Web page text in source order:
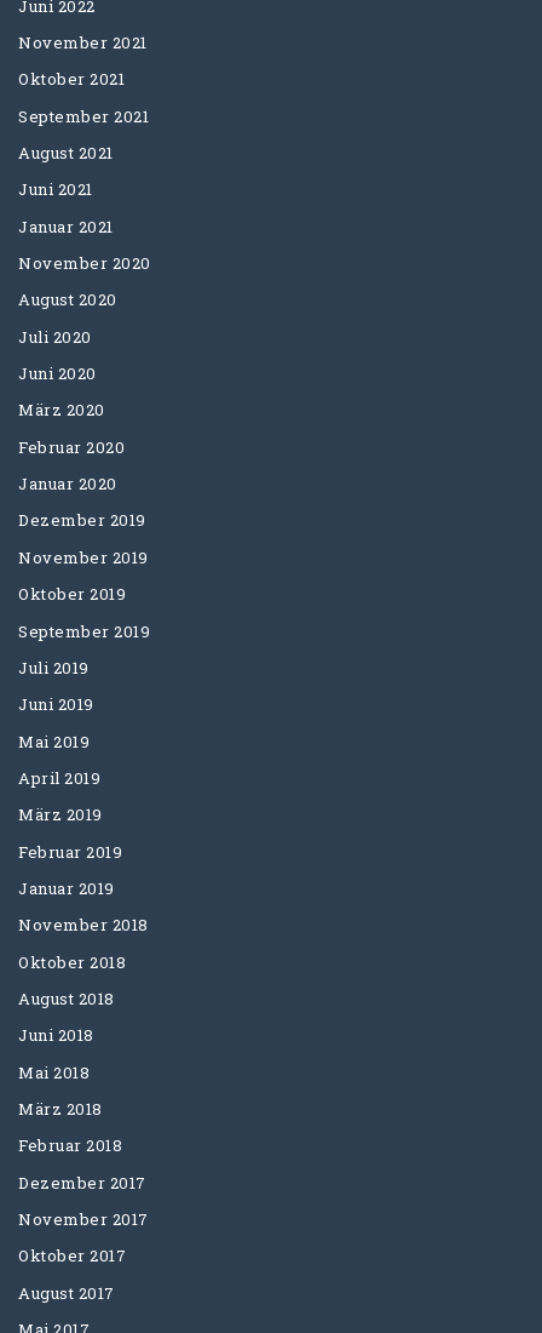
Juni 2022
November 2021
Oktober 2021
September 2021
August 2021
Juni 2021
Januar 2021
November 2020
August 2020
Juli 2020
Juni 2020
März 2020
Februar 2020
Januar 2020
Dezember 2019
November 2019
Oktober 2019
September 2019
Juli 2019
Juni 2019
Mai 2019
April 2019
März 2019
Februar 2019
Januar 2019
November 2018
Oktober 2018
August 2018
Juni 2018
Mai 2018
März 2018
Februar 2018
Dezember 2017
November 2017
Oktober 2017
August 2017